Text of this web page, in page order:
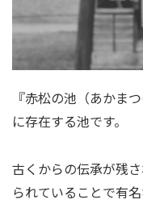
『赤松の池（あかま
に存在する池です。
古くからの伝承が残
られていることで有